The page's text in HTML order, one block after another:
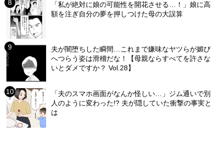
「私が絶対に娘の可能性を開花させる…！」娘に高
額を注ぎ自分の夢を押しつけた母の大誤算
夫が闇堕ちした瞬間…これまで嫌味なヤツらが媚び
へつらう姿は滑稽だな！【母親ならすべてを許さな
いとダメですか？ Vol.28】
「夫のスマホ画面がなんか怪しい…」ジム通いで別
人のように変わった!? 夫が隠していた衝撃の事実と
は